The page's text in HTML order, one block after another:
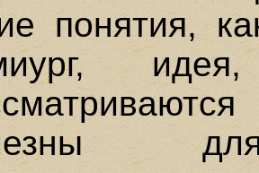
понятия,
для